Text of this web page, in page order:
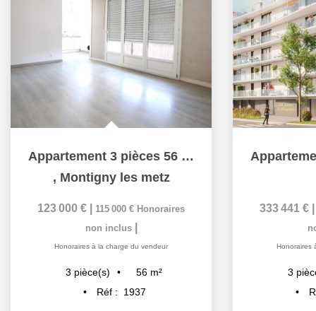
Appartement 3 pièces 56 m², 2 chambres, une cave à vendre à...
, Montigny les metz
123 000 € 115 000 € Honoraires
non inclus
Honoraires à la charge du vendeur
3 pièce(s) 56 m²
Réf :
1937
333 441 €
Honoraires
3